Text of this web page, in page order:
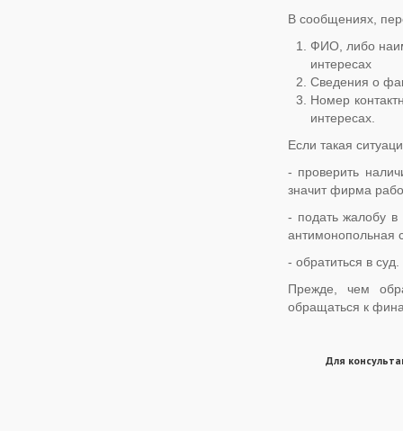
В сообщениях,
ФИО, либо
интересах
Сведения о
Номер
интересах.
Если такая
- проверить
значит фирма
- подать жалобу в
антимонопольная
- обратиться в суд.
Прежде, чем
обращаться к
Для